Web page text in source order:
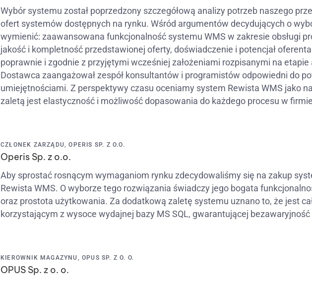
Wybór systemu został poprzedzony szczegółową analizy potrzeb naszego
ofert systemów dostępnych na rynku. Wśród argumentów decydujących o
wymienić: zaawansowana funkcjonalność systemu WMS w zakresie obsługi
jakość i kompletność przedstawionej oferty, doświadczenie i potencjał
poprawnie i zgodnie z przyjętymi wcześniej założeniami rozpisanymi na
Dostawca zaangażował zespół konsultantów i programistów odpowiedni do
umiejętnościami. Z perspektywy czasu oceniamy system Rewista WMS jako
zaletą jest elastyczność i możliwość dopasowania do każdego procesu w
CZŁONEK ZARZĄDU, OPERIS SP. Z O.O.
Operis Sp. z o.o.
Aby sprostać rosnącym wymaganiom rynku zdecydowaliśmy się na zakup
Rewista WMS. O wyborze tego rozwiązania świadczy jego bogata
oraz prostota użytkowania. Za dodatkową zaletę systemu uznano to, że jest
korzystającym z wysoce wydajnej bazy MS SQL, gwarantującej
KIEROWNIK MAGAZYNU, OPUS SP. Z O. O.
OPUS Sp. z o. o.